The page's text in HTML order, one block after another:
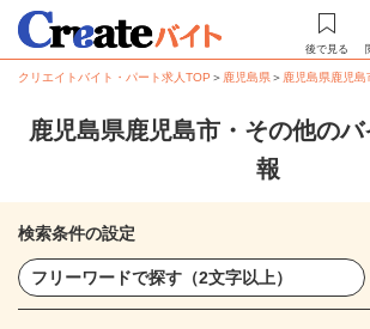
後で見る
クリエイトバイト・パート求人TOP ＞ 鹿児島県＞ 鹿児島県鹿児島
鹿児島県鹿児島市・その他の
報
検索条件の設定